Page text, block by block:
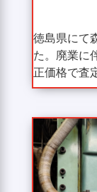
徳島県にて
た。廃業に
正価格で査